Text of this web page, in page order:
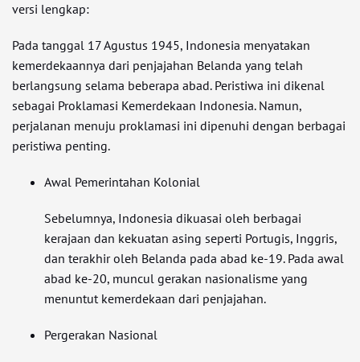
versi lengkap:
Pada tanggal 17 Agustus 1945, Indonesia menyatakan
kemerdekaannya dari penjajahan Belanda yang telah
berlangsung selama beberapa abad. Peristiwa ini dikenal
sebagai Proklamasi Kemerdekaan Indonesia. Namun,
perjalanan menuju proklamasi ini dipenuhi dengan berbagai
peristiwa penting.
Awal Pemerintahan Kolonial
Sebelumnya, Indonesia dikuasai oleh berbagai
kerajaan dan kekuatan asing seperti Portugis, Inggris,
dan terakhir oleh Belanda pada abad ke-19. Pada awal
abad ke-20, muncul gerakan nasionalisme yang
menuntut kemerdekaan dari penjajahan.
Pergerakan Nasional